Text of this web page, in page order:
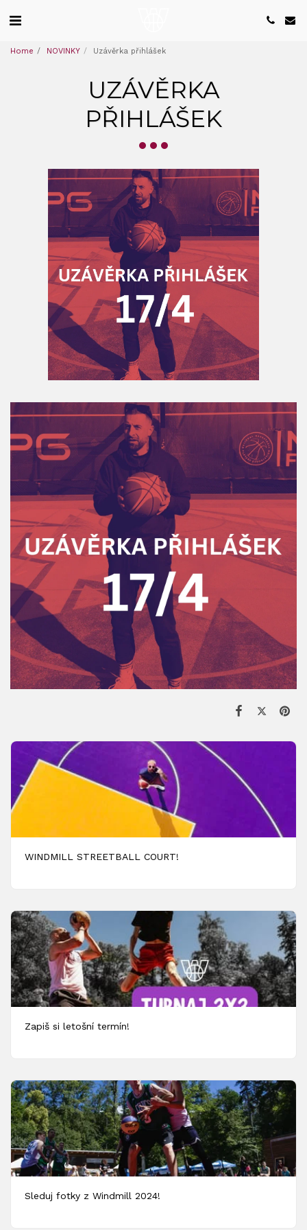
Home NOVINKY Uzávěrka přihlášek
UZÁVĚRKA
PŘIHLÁŠEK
WINDMILL STREETBALL COURT!
Zapiš si letošní termín!
Sleduj fotky z Windmill 2024!